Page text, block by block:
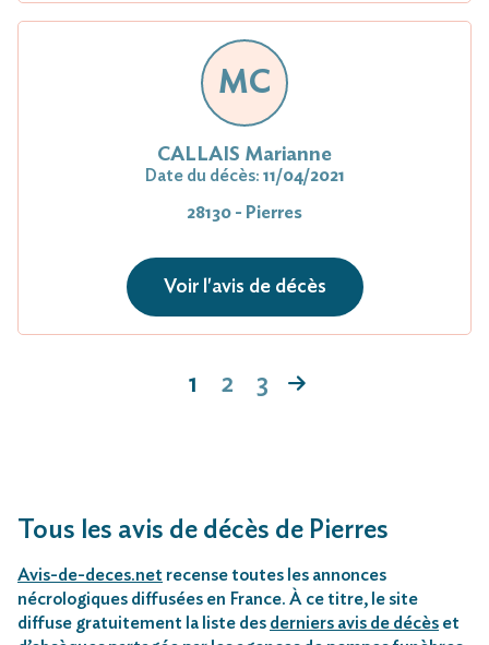
MC
CALLAIS Marianne
Date du décès: 11/04/2021
28130 - Pierres
Voir l'avis de décès
1 2 3
Tous les avis de décès de Pierres
Avis-de-deces.net recense toutes les annonces
nécrologiques diffusées en France. À ce titre, le site
diffuse gratuitement la liste des derniers avis de décès et